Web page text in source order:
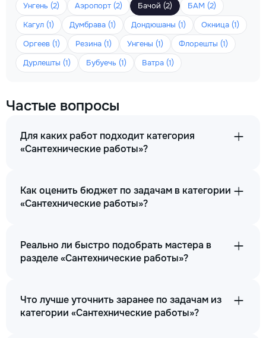
Унгень (2)
Аэропорт (2) Бачой (2)
БАМ (2)
Кагул (1)
Думбрава (1) Дондюшаны (1)
Окница (1)
Оргеев (1)
Резина (1) Унгены (1)
Флорешты (1)
Дурлешты (1)
Бубуечь (1) Ватра (1)
Частые вопросы
Для каких работ подходит категория
«Сантехнические работы»?
Как оценить бюджет по задачам в категории
«Сантехнические работы»?
Реально ли быстро подобрать мастера в
разделе «Сантехнические работы»?
Что лучше уточнить заранее по задачам из
категории «Сантехнические работы»?